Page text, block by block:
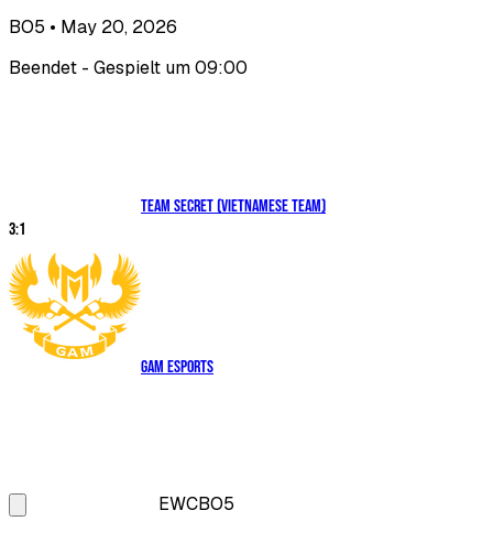
BO5 • May 20, 2026
Beendet - Gespielt um 09:00
Team Secret (Vietnamese Team)
3:1
GAM Esports
EWCBO5